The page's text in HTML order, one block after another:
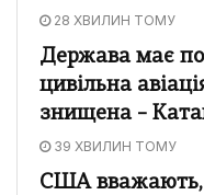
28 ХВИЛИН ТОМУ
Держава має
цивільна
знищена –
39 ХВИЛИН ТОМУ
США вважають,